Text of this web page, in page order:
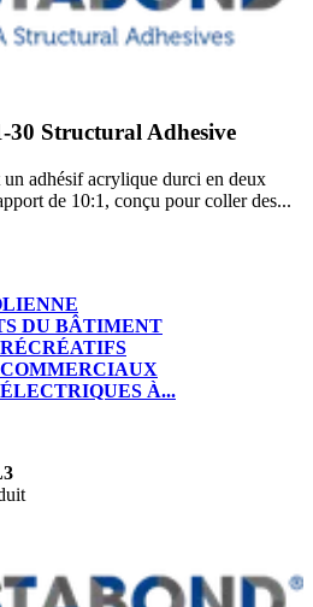
Structural Adhesive
adhésif acrylique durci en deux
de 10:1, conçu pour coller des...
DU BÂTIMENT
À...